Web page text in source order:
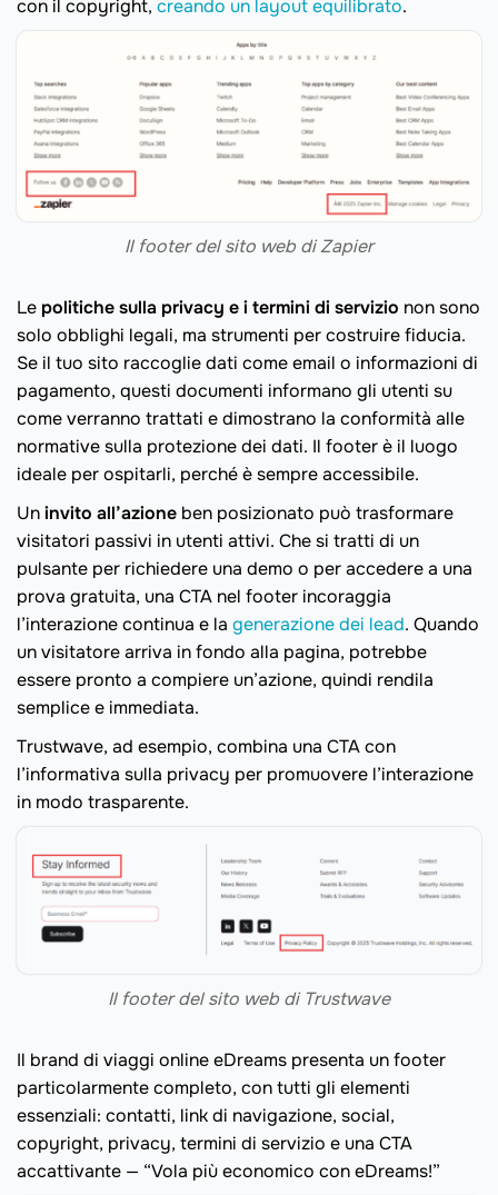
con il copyright, creando un layout equilibrato.
Il footer del sito web di Zapier
Le politiche sulla privacy e i termini di servizio non sono
solo obblighi legali, ma strumenti per costruire fiducia.
Se il tuo sito raccoglie dati come email o informazioni di
pagamento, questi documenti informano gli utenti su
come verranno trattati e dimostrano la conformità alle
normative sulla protezione dei dati. Il footer è il luogo
ideale per ospitarli, perché è sempre accessibile.
Uninvito all’azione ben posizionato può trasformare
visitatori passivi in utenti attivi. Che si tratti di un
pulsante per richiedere una demo o per accedere a una
prova gratuita, una CTA nel footer incoraggia
l’interazione continua e la generazione dei lead. Quando
un visitatore arriva in fondo alla pagina, potrebbe
essere pronto a compiere un’azione, quindi rendila
semplice e immediata.
Trustwave, ad esempio, combina una CTA con
l’informativa sulla privacy per promuovere l’interazione
in modo trasparente.
Il footer del sito web di Trustwave
Il brand di viaggi online eDreams presenta un footer
particolarmente completo, con tutti gli elementi
essenziali: contatti, link di navigazione, social,
copyright, privacy, termini di servizio e una CTA
accattivante — “Vola più economico con eDreams!”